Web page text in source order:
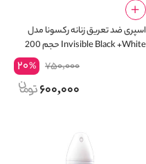
اسپری ضد تعریق زنانه رکسونا مدل
Invisible Black +White حجم 200
750,000
20%
600,000